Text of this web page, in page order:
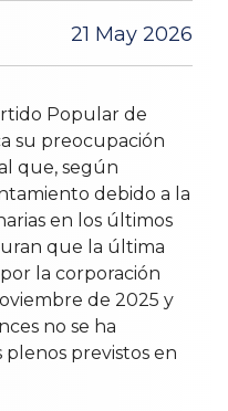
21 May 2026
Popular de
su preocupación
que, según
debido a la
en los últimos
que la última
la corporación
de 2025 y
no se ha
previstos en